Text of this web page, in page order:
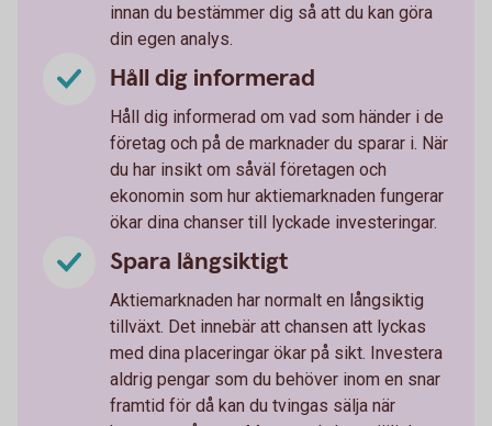
innan du bestämmer dig så att du kan göra
din egen analys.
Håll dig informerad
Håll dig informerad om vad som händer i de
företag och på de marknader du sparar i. När
du har insikt om såväl företagen och
ekonomin som hur aktiemarknaden fungerar
ökar dina chanser till lyckade investeringar.
Spara långsiktigt
Aktiemarknaden har normalt en långsiktig
tillväxt. Det innebär att chansen att lyckas
med dina placeringar ökar på sikt. Investera
aldrig pengar som du behöver inom en snar
framtid för då kan du tvingas sälja när